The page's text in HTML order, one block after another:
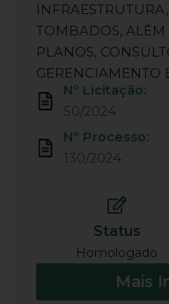
TOMBADOS,
PLANOS,
GERENCIAMENTO
Nº Licitação:
50/2024
Nº Processo:
130/2024
Status
Homologado
Mais